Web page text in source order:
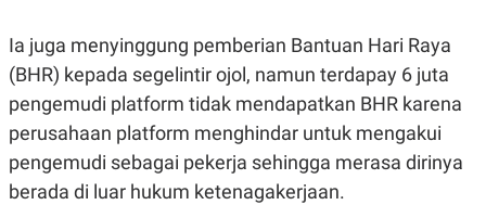
A
N
C
T
A
K
E
M
I
E
N
E
P
A
D
Ia juga menyinggung pemberian Bantuan Hari Raya
(BHR) kepada segelintir ojol, namun terdapay 6 juta
pengemudi platform tidak mendapatkan BHR karena
perusahaan platform menghindar untuk mengakui
pengemudi sebagai pekerja sehingga merasa dirinya
berada di luar hukum ketenagakerjaan.